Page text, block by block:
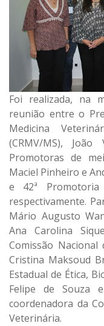
Foi realizada, na
reunião entre o
Medicina
(CRMV/MS),
Promotoras de
Maciel Pinheiro e
e 42ª
respectivamente.
Mário Augusto
Ana Carolina
Comissão Nacional
Cristina Maksoud
Estadual de Ética,
Felipe de Souza
coordenadora da
Veterinária.